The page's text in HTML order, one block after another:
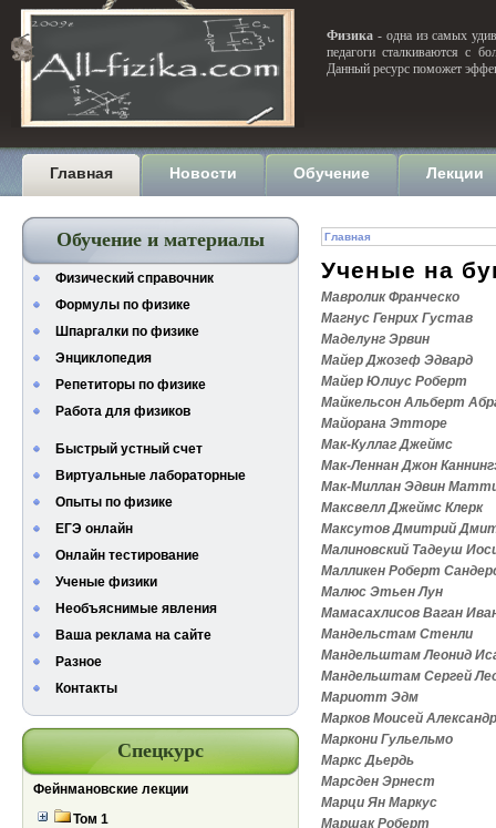
Физика - одна из самых
педагоги сталкиваются с
Данный ресурс поможет
Главная Новости Обучение Лекции
Обучение и материалы
Физический справочник
Формулы по физике
Шпаргалки по физике
Энциклопедия
Репетиторы по физике
Работа для физиков
Быстрый устный счет
Виртуальные лабораторные
Опыты по физике
ЕГЭ онлайн
Онлайн тестирование
Ученые физики
Необъяснимые явления
Ваша реклама на сайте
Разное
Контакты
Спецкурс
Фейнмановские лекции
Том 1
Главная
Ученые на
Мавролик Франческо
Магнус Генрих Густав
Маделунг Эрвин
Майер Джозеф Эдвард
Майер Юлиус Роберт
Майкельсон Альберт
Майорана Этторе
Мак-Куллаг Джеймс
Мак-Леннан Джон
Мак-Миллан Эдвин
Максвелл Джеймс Клерк
Максутов Дмитрий
Малиновский Тадеуш
Малликен Роберт
Малюс Этьен Лун
Мамасахлисов Ваган
Мандельстам Стенли
Мандельштам Леонид
Мандельштам Сергей
Мариотт Эдм
Марков Моисей
Маркони Гульельмо
Маркс Дьердь
Марсден Эрнест
Марци Ян Маркус
Маршак Роберт